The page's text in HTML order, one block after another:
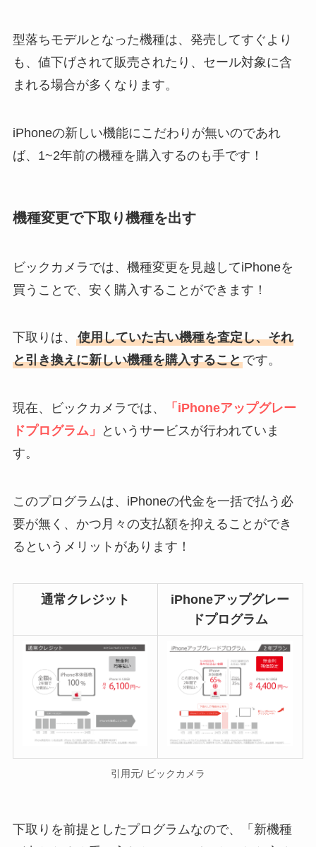
型落ちモデルとなった機種は、発売してすぐより
も、値下げされて販売されたり、セール対象に含
まれる場合が多くなります。
iPhoneの新しい機能にこだわりが無いのであれ
ば、1~2年前の機種を購入するのも手です！
機種変更で下取り機種を出す
ビックカメラでは、機種変更を見越してiPhoneを
買うことで、安く購入することができます！
下取りは、 使用していた古い機種を査定し、それ
と引き換えに新しい機種を購入することです。
現在、ビックカメラでは、
「iPhoneアップグレー
ドプログラム」
というサービスが行われていま
す。
このプログラムは、iPhoneの代金を一括で払う必
要が無く、かつ月々の支払額を抑えることができ
るというメリットがあります！
通常クレジット
iPhoneアップグレー
ドプログラム
引用元/ ビックカメラ
下取りを前提としたプログラムなので、「新機種